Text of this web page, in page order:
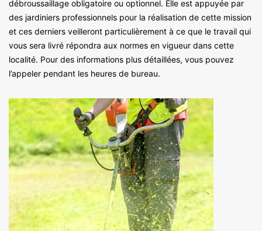
débroussaillage obligatoire ou optionnel. Elle est appuyée par
des jardiniers professionnels pour la réalisation de cette mission
et ces derniers veilleront particulièrement à ce que le travail qui
vous sera livré répondra aux normes en vigueur dans cette
localité. Pour des informations plus détaillées, vous pouvez
l’appeler pendant les heures de bureau.